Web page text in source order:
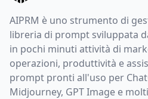
AIPRM è uno strumento di
libreria di prompt sviluppata
in pochi minuti attività di
operazioni, produttività e
prompt pronti all'uso per
Midjourney, GPT Image e